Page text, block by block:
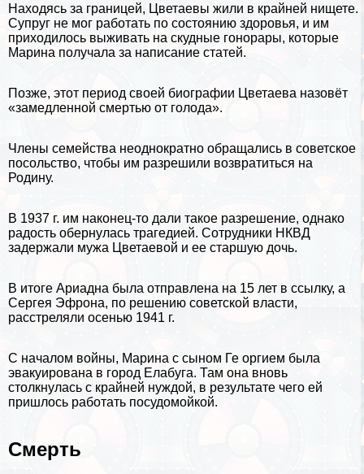
Находясь за границей, Цветаевы жили в крайней нищете.
Супруг не мог работать по состоянию здоровья, и им
приходилось выживать на скудные гонорары, которые
Марина получала за написание статей.
Позже, этот период своей биографии Цветаева назовёт
«замедленной cмepтью от голода».
Члeны семейства неоднократно обращались в советское
посольство, чтобы им разрешили возвратиться на
Родину.
В 1937 г. им наконец-то дали такое разрешение, однако
радость обернулась трагедией. Сотрудники НКВД
задержали мужа Цветаевой и ее старшую дочь.
В итоге Ариадна была отправлена на 15 лет в ссылку, а
Сергея Эфрона, по решению советской власти,
расстреляли осенью 1941 г.
С началом войны, Марина с сыном Ге opгием была
эвакуирована в город Елабуга. Там она вновь
столкнулась с крайней нуждой, в результате чего ей
пришлось работать посудомойкой.
Cмерть